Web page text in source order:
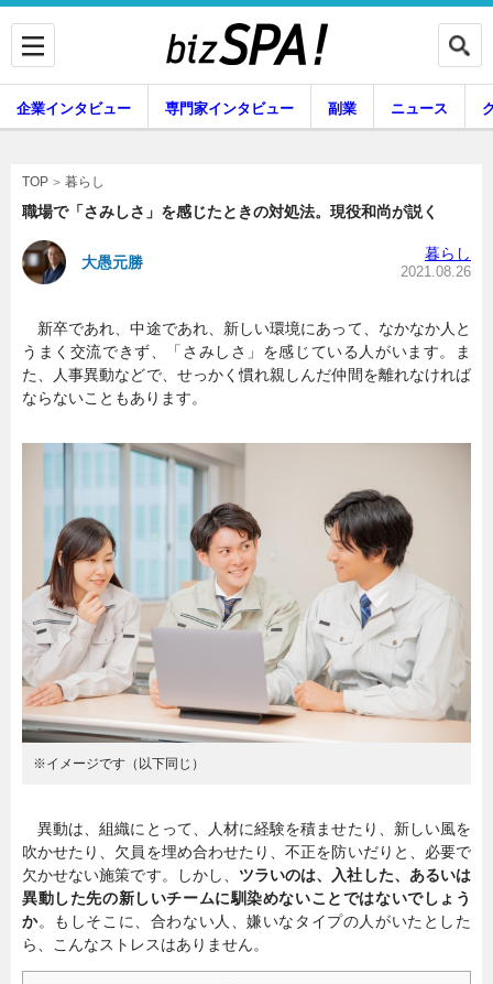
企業インタビュー 専門家インタビュー
副業 ニュース
グルメ スキル
暮らし エンタメ
連載一覧
企業インタビュー 専門家インタビュー 副業 ニュース
TOP 暮らし
職場で「さみしさ」を感じたときの対処法。現役和尚が説く
大愚元勝 暮らし
2021.08.26
新卒であれ、中途であれ、新しい環境にあって、なかなか人と
うまく交流できず、「さみしさ」を感じている人がいます。ま
た、人事異動などで、せっかく慣れ親しんだ仲間を離れなければ
ならないこともあります。
※イメージです（以下同じ）
異動は、組織にとって、人材に経験を積ませたり、新しい風を
吹かせたり、欠員を埋め合わせたり、不正を防いだりと、必要で
欠かせない施策です。しかし、 ツラいのは、入社した、あるいは
異動した先の新しいチームに馴染めないことではないでしょう
か。もしそこに、合わない人、嫌いなタイプの人がいたとした
ら、こんなストレスはありません。